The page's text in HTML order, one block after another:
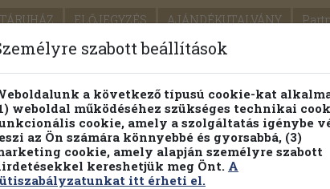
ELŐJEGYZÉS AJÁNDÉKUTALVÁNY
PILLANATNYI ÁRAINK FENNTARTHATÓ
Részletes kereső Témaköri fa
szabott beállítások
a következő típusú cookie-kat
weboldal működéséhez szükséges technikai
cookie, amely a szolgáltatás igénybe
az Ön számára könnyebbé és gyorsabbá, (3)
cookie, amely alapján személyre szabott
kereshetjük meg Önt. A
itt érheti el.